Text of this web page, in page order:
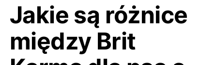
Jakie są różnice
między Brit